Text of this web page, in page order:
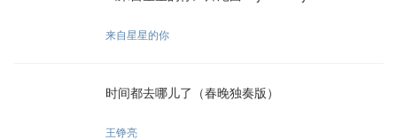
来自星星的你
时间都去哪儿了（春晚独奏版）
王铮亮